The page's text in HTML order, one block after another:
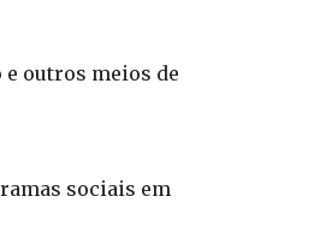
outros meios de
sociais em